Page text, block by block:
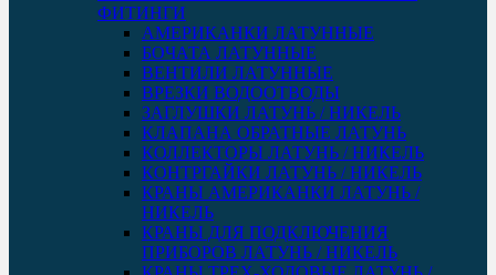
ФИТИНГИ
АМЕРИКАНКИ ЛАТУННЫЕ
БОЧАТА ЛАТУННЫЕ
ВЕНТИЛИ ЛАТУННЫЕ
ВРЕЗКИ ВОДООТВОДЫ
ЗАГЛУШКИ ЛАТУНЬ / НИКЕЛЬ
КЛАПАНА ОБРАТНЫЕ ЛАТУНЬ
КОЛЛЕКТОРЫ ЛАТУНЬ / НИКЕЛЬ
КОНТРГАЙКИ ЛАТУНЬ / НИКЕЛЬ
КРАНЫ АМЕРИКАНКИ ЛАТУНЬ /
НИКЕЛЬ
КРАНЫ ДЛЯ ПОДКЛЮЧЕНИЯ
ПРИБОРОВ ЛАТУНЬ / НИКЕЛЬ